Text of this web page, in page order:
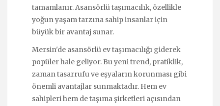
tamamlanır. Asansörlü taşımacılık, özellikle
yoğun yaşam tarzına sahip insanlar için
büyük bir avantaj sunar.
Mersin'de asansörlü ev taşımacılığı giderek
popüler hale geliyor. Bu yeni trend, pratiklik,
zaman tasarrufu ve eşyaların korunması gibi
önemli avantajlar sunmaktadır. Hem ev
sahipleri hem de taşıma şirketleri açısından